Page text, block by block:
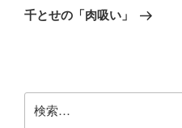
ゲ
ン
の
千とせの「肉吸い」
索: